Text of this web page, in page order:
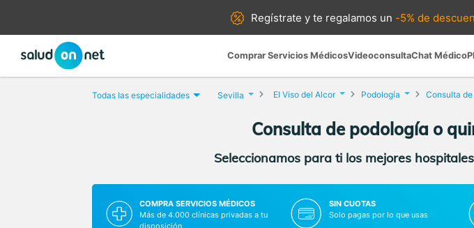
Regístrate yte regalamos un -5% de
Comprar Servicios MédicosVideoconsultaChat Médico
Todas las especialidades Sevilla El Viso del Alcor Podología Consulta
Consulta de podología o
Seleccionamos para ti los mejores
COMPRA SERVICIOS MÉDICOS
Más de 4.000 clínicas privadas a tu
disposición
SIN CUOTAS
Solo pagas por lo que usas